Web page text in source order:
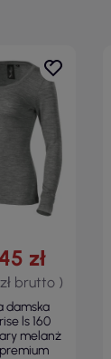
zł
brutto )
damska
ls 160
melanż